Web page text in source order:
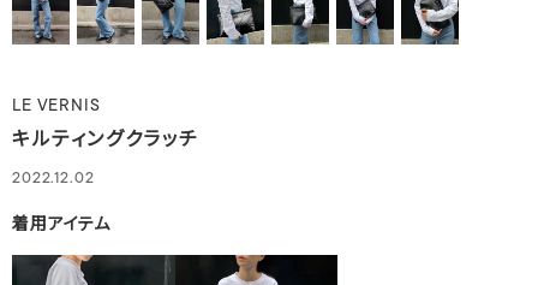
LE VERNIS
キルティングクラッチ
2022.12.02
着用アイテム